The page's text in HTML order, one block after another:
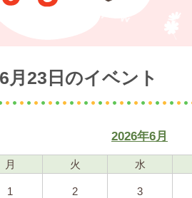
月23日のイベント
2026年6月
月 火 水
1 2 3